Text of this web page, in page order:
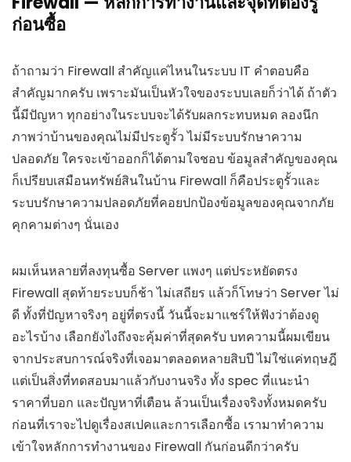
ก่อนซื้อ
ถ้าถามว่า Firewall สำคัญแค่ไหนในระบบ IT คำตอบคือ
สำคัญมากครับ เพราะมันเป็นหัวใจของระบบเลยก็ว่าได้ ถ้าตัว
นี้มีปัญหา ทุกอย่างในระบบจะได้รับผลกระทบหมด ลองนึก
ภาพว่าบ้านของคุณไม่มีประตูรั้ว ไม่มีระบบรักษาความ
ปลอดภัย ใครจะเข้าออกก็ได้ตามใจชอบ ข้อมูลสำคัญของคุณ
ก็เปรียบเสมือนทรัพย์สินในบ้าน Firewall ก็คือประตูรั้วและ
ระบบรักษาความปลอดภัยที่คอยปกป้องข้อมูลของคุณจากภัย
คุกคามต่างๆ นั่นเอง
ผมเห็นหลายที่ลงทุนซื้อ Server แพงๆ แต่ประหยัดตรง
Firewall สุดท้ายระบบก็ช้า ไม่เสถียร แล้วก็โทษว่า Server ไม่
ดี ทั้งที่ปัญหาจริงๆ อยู่ที่ตรงนี้ วันนี้จะมาแชร์ให้ฟังว่าต้องดู
อะไรบ้าง เลือกยังไงถึงจะคุ้มค่าที่สุดครับ บทความนี้ผมเขียน
จากประสบการณ์จริงที่เจอมาตลอดหลายสิบปี ไม่ใช่แค่ทฤษฎี
แต่เป็นสิ่งที่ทดสอบมาแล้วกับงานจริง ทั้ง spec ที่แนะนำ
ราคาที่บอก และปัญหาที่เตือน ล้วนเป็นเรื่องจริงทั้งหมดครับ
ก่อนที่เราจะไปดูเรื่องสเปคและการเลือกซื้อ เรามาทำความ
เข้าใจหลักการทำงานของ Firewall กันก่อนดีกว่าครับ